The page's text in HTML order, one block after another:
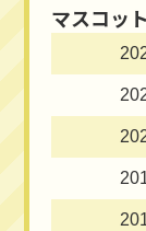
マスコッ